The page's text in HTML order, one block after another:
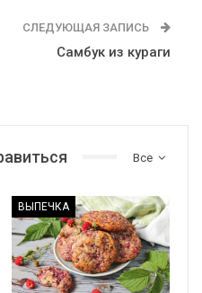
СЛЕДУЮЩАЯ ЗАПИСЬ
Самбук из кураги
Все
ВЫПЕЧКА